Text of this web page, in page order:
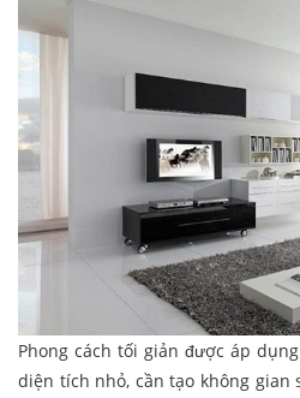
Phong cách tối giản được áp
diện tích nhỏ, cần tạo không